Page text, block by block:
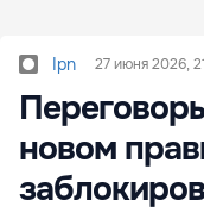
Ipn 27 июня 2026,
новом